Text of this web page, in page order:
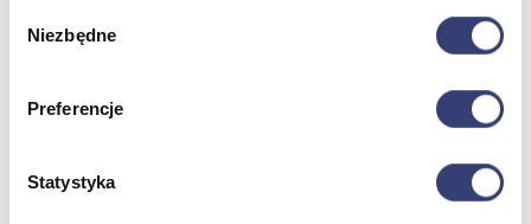
zgody
Niezbędne
Preferencje
Statystyka
Pracownia protetyczna